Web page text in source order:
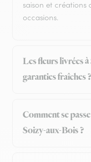
saison et créations
occasions.
Les fleurs livrées
garanties fraîches ?
Comment se
Soizy-aux-Bois ?